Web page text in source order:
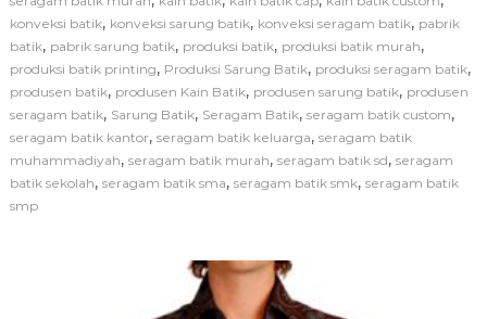
n
S
e
r
a
m
B
a
konveksi batik, konveksi sarung batik, konveksi seragam batik, pabrik
batik, pabrik sarung batik, produksi batik, produksi batik murah,
produksi batik printing, Produksi Sarung Batik, produksi seragam batik,
produsen batik, produsen Kain Batik, produsen sarung batik, produsen
seragam batik, Sarung Batik, Seragam Batik, seragam batik custom,
seragam batik kantor, seragam batik keluarga, seragam batik
muhammadiyah, seragam batik murah, seragam batik sd, seragam
batik sekolah, seragam batik sma, seragam batik smk, seragam batik
smp